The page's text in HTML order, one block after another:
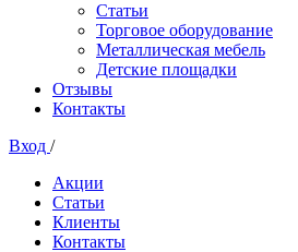
Статьи
Торговое оборудование
Металлическая мебель
Детские площадки
Отзывы
Контакты
Вход /
Акции
Статьи
Клиенты
Контакты